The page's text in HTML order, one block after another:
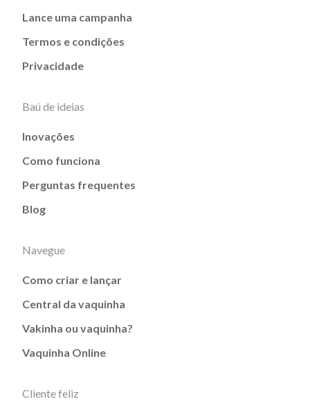
Lance uma campanha
Termos e condições
Privacidade
Baú de ideias
Inovações
Como funciona
Perguntas frequentes
Blog
Navegue
Como criar e lançar
Central da vaquinha
Vakinha ou vaquinha?
Vaquinha Online
Cliente feliz